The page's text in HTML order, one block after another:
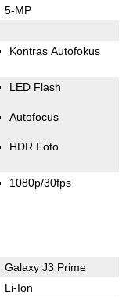
5-MP
Kontras Autofokus
LED Flash
Autofocus
HDR Foto
1080p/30fps
Galaxy J3 Prime
Li-Ion